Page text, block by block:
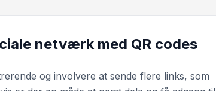
netværk med QR codes
og involvere at sende flere links, som